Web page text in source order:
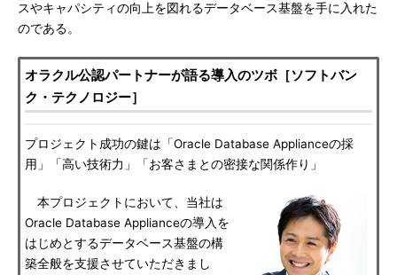
スやキャパシティの向上を図れるデータベース基盤を手に入れた
のである。
オラクル公認パートナーが語る導入のツボ［ソフトバン
ク・テクノロジー］
プロジェクト成功の鍵は「Oracle Database Applianceの採
用」「高い技術力」「お客さまとの密接な関係作り」
本プロジェクトにおいて、当社は
Oracle Database Applianceの導入を
はじめとするデータベース基盤の構
築全般を支援させていただきまし